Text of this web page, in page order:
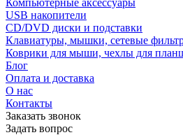
Компьютерные аксессуары
USB накопители
CD/DVD диски и подставки
Клавиатуры, мышки, сетевые
Коврики для мыши, чехлы для
Блог
Оплата и доставка
О нас
Контакты
Заказать звонок
Задать вопрос